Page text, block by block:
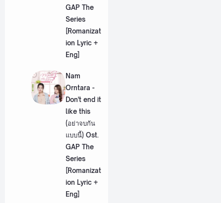
GAP The
Series
[Romanizat
ion Lyric +
Eng]
Nam
Orntara -
Don't end it
like this
(อย่าจบกัน
แบบนี้) Ost.
GAP The
Series
[Romanizat
ion Lyric +
Eng]